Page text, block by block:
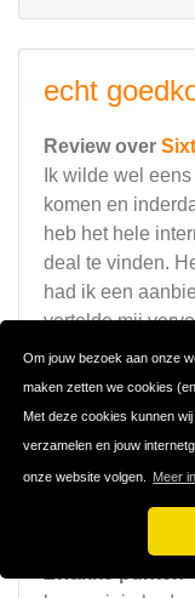
Om jouw bezoek aan onze
maken zetten we cookies
Met deze cookies kunnen
verzamelen en jouw
onze website volgen. Meer
echt
Review over Sixt
Ik wilde wel
komen en
heb het hele
deal te vinden.
had ik een
vertelde mij
verzekering nog
uiteindelijk nog
hebben ze mij
eens service!
Sterke punten